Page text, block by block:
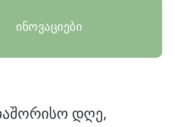
ინოვაციები
დღე,